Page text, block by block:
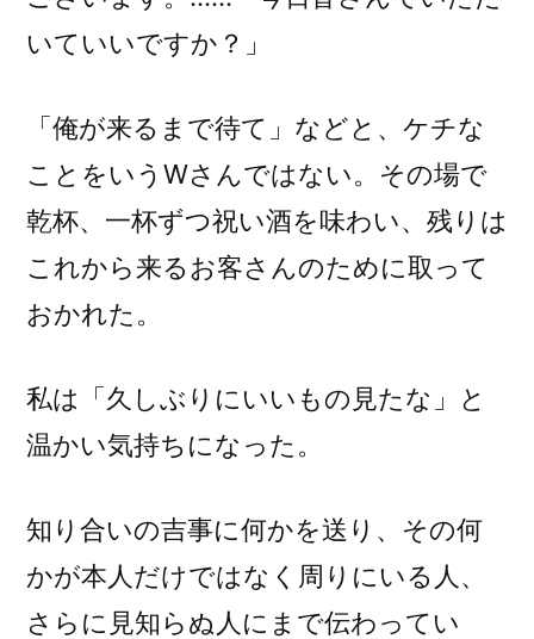
いていいですか？」
「俺が来るまで待て」などと、ケチな
ことをいうWさんではない。その場で
乾杯、一杯ずつ祝い酒を味わい、残りは
これから来るお客さんのために取って
おかれた。
私は「久しぶりにいいもの見たな」と
温かい気持ちになった。
知り合いの吉事に何かを送り、その何
かが本人だけではなく周りにいる人、
さらに見知らぬ人にまで伝わってい